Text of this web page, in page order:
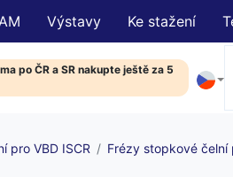
Výstavy Ke stažení
po ČR a SR nakupte ještě za 5
pro VBD ISCR Frézy stopkové čelní